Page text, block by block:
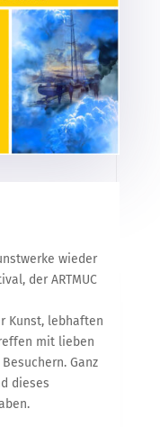
wieder
der ARTMUC
Kunst, lebhaften
mit lieben
Ganz
dieses